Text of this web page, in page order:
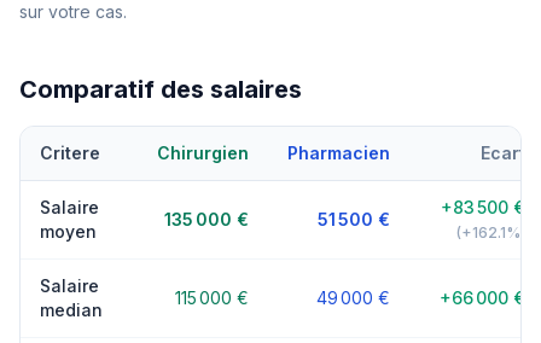
sur votre cas.
Comparatif des salaires
Critere Chirurgien Pharmacien Ecart
Salaire
moyen
135 000 € 51 500 €
+83 500 €
(+162.1%)
Salaire
median
115 000 € 49 000 € +66 000 €